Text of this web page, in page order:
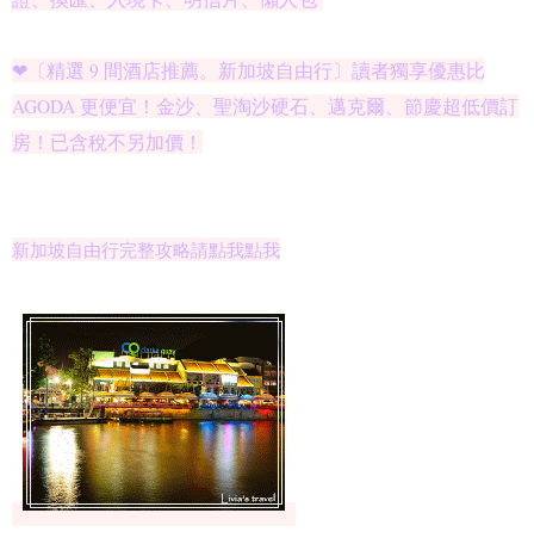
❤〔精選 9 間酒店推薦。新加坡自由行〕讀者獨享優惠比
AGODA 更便宜！金沙、聖淘沙硬石、邁克爾、節慶超低價訂
房！已含稅不另加價！
新加坡自由行完整攻略請點我點我